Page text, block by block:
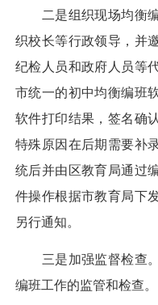
二是组织现场均衡编
织校长等行政领导，并
纪检人员和政府人员等
市统一的初中均衡编班
软件打印结果，签名确
特殊原因在后期需要补
统后并由区教育局通过
件操作根据市教育局下
另行通知。
三是加强监督检查。
编班工作的监管和检查。